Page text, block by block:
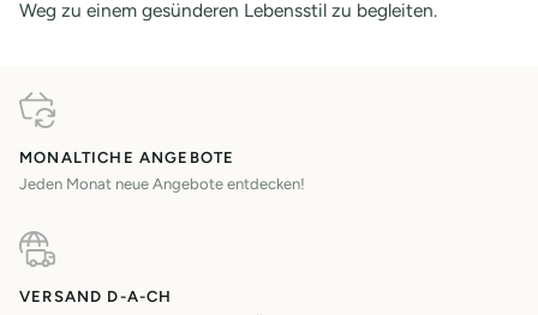
Weg zu einem gesünderen Lebensstil zu begleiten.
MONALTICHE ANGEBOTE
Jeden Monat neue Angebote entdecken!
VERSAND D-A-CH